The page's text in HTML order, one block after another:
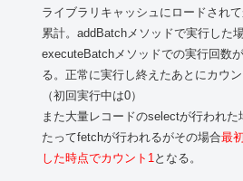
ライブラリキャッシュにロードされ
累計。addBatchメソッドで実行した
executeBatchメソッドでの実行回数
る。正常に実行し終えたあとにカウ
（初回実行中は0）
また大量レコードのselectが行われた
たってfetchが行われるがその場合最
した時点でカウント1となる。